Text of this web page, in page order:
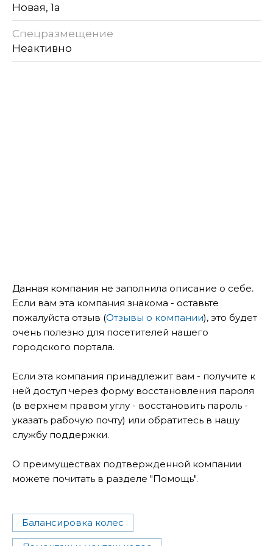
Новая, 1а
Спецразмещение
Неактивно
Данная компания не заполнила описание о себе.
Если вам эта компания знакома - оставьте
пожалуйста отзыв (Отзывы о компании), это будет
очень полезно для посетителей нашего
городского портала.
Если эта компания принадлежит вам - получите к
ней доступ через форму восстановления пароля
(в верхнем правом углу - восстановить пароль -
указать рабочую почту) или обратитесь в нашу
службу поддержки.
О преимуществах подтвержденной компании
можете почитать в разделе "Помощь".
Балансировка колес